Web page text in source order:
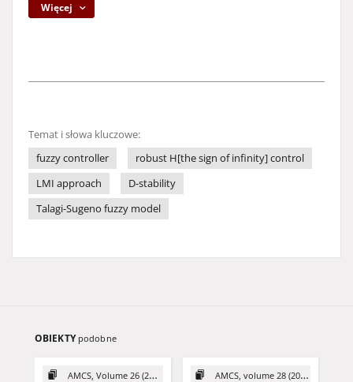
Więcej
Temat i słowa kluczowe:
fuzzy controller
robust H[the sign of infinity] control
LMI approach
D-stability
Talagi-Sugeno fuzzy model
OBIEKTY podobne
AMCS, Volume 26 (2016) AMCS, volume 28 (2018)